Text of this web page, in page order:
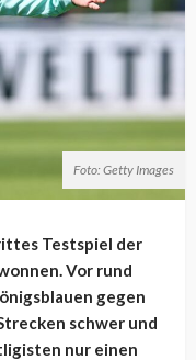
Foto: Getty Images
Testspiel der
Vor rund
gegen
schwer und
nur einen